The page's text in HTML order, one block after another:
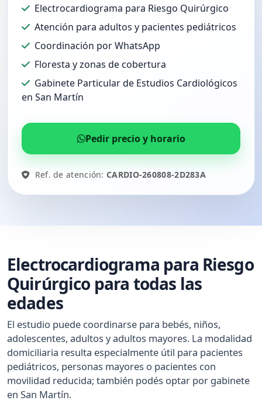
Electrocardiograma para Riesgo Quirúrgico
Atención para adultos y pacientes pediátricos
Coordinación por WhatsApp
Floresta y zonas de cobertura
Gabinete Particular de Estudios Cardiológicos
en San Martín
Pedir precio y horario
Ref. de atención:CARDIO-260808-2D283A
Electrocardiograma para Riesgo
Quirúrgico para todas las
edades
El estudio puede coordinarse para bebés, niños,
adolescentes, adultos y adultos mayores. La modalidad
domiciliaria resulta especialmente útil para pacientes
pediátricos, personas mayores o pacientes con
movilidad reducida; también podés optar por gabinete
en San Martín.